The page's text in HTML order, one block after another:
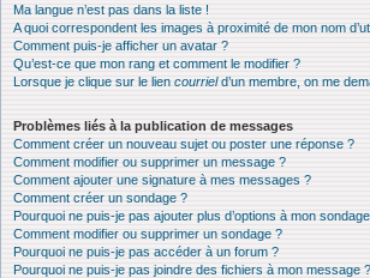
Ma langue n’est pas dans la liste !
A quoi correspondent les images à proximité de mon nom
Comment puis-je afficher un avatar ?
Qu’est-ce que mon rang et comment le modifier ?
Lorsque je clique sur le lien courrield’un membre, on me
Problèmes liés à la publication de messages
Comment créer un nouveau sujet ou poster une réponse ?
Comment modifier ou supprimer un message ?
Comment ajouter une signature à mes messages ?
Comment créer un sondage ?
Pourquoi ne puis-je pas ajouter plus d’options à mon
Comment modifier ou supprimer un sondage ?
Pourquoi ne puis-je pas accéder à un forum ?
Pourquoi ne puis-je pas joindre des fichiers à mon message ?